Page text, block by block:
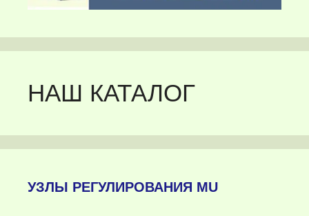
НАШ КАТАЛОГ
УЗЛЫ РЕГУЛИРОВАНИЯ MU